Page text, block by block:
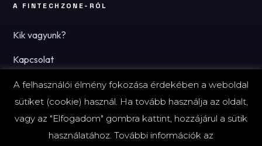
A FINTECHZONE-RÓL
Kik vagyunk?
Kapcsolat
Hírlevél
A felhasználói élmény fokozása érdekében a weboldal
sütiket (cookie) használ. Ha tovább használja az oldalt,
vagy az "Elfogadom" gombra kattint, hozzájárul a sütik
használatához. További információk az